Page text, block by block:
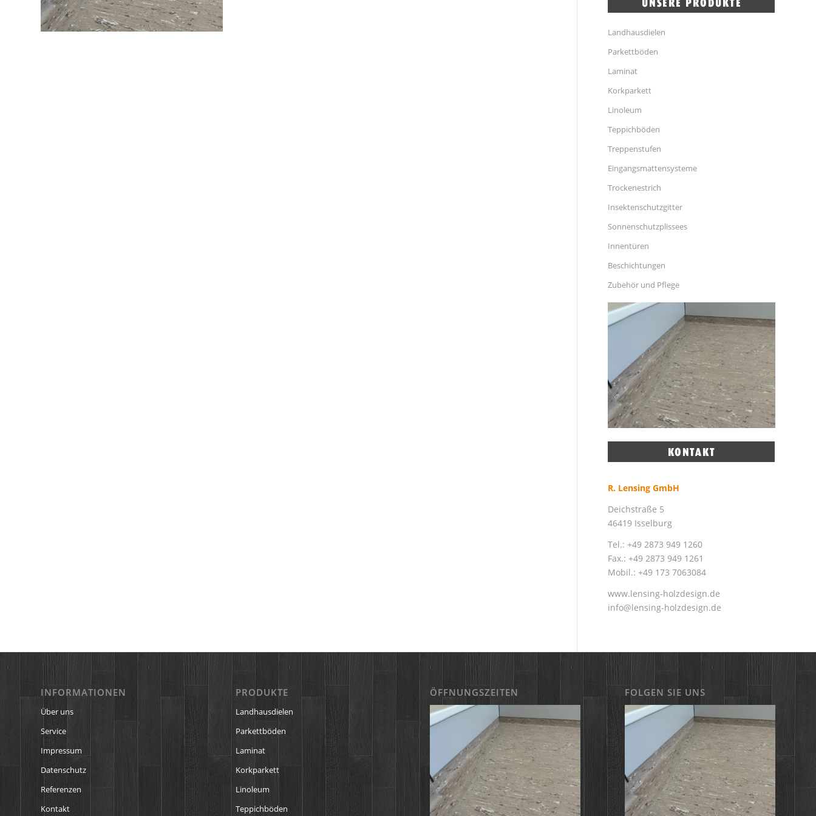
Landhausdielen
Parkettböden
Laminat
Korkparkett
Linoleum
Teppichböden
Treppenstufen
Eingangsmattensysteme
Trockenestrich
Insektenschutzgitter
Sonnenschutzplissees
Innentüren
Beschichtungen
Zubehör und Pflege
R. Lensing GmbH
Deichstraße 5
46419 Isselburg
Tel.: +49 2873 949 1260
Fax.: +49 2873 949 1261
Mobil.: +49 173 7063084
www.lensing-holzdesign.de
info@lensing-holzdesign.de
INFORMATIONEN
Über uns
Service
Impressum
Datenschutz
Referenzen
Kontakt
PRODUKTE
Landhausdielen
Parkettböden
Laminat
Korkparkett
Linoleum
Teppichböden
ÖFFNUNGSZEITEN FOLGEN SIE UNS